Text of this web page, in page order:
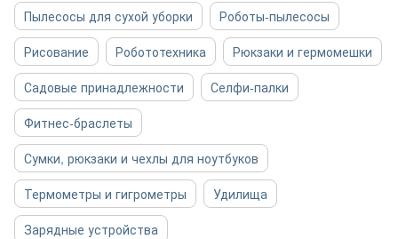
Пылесосы для сухой уборки
Роботы-пылесосы
Рисование
Робототехника
Рюкзаки и гермомешки
Садовые принадлежности
Селфи-палки
Фитнес-браслеты
Сумки, рюкзаки и чехлы для ноутбуков
Термометры и гигрометры
Удилища
Зарядные устройства